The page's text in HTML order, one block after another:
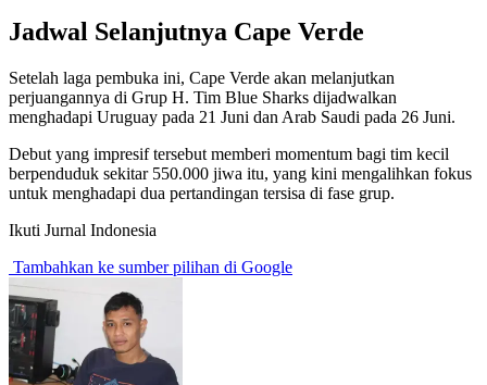
Jadwal Selanjutnya Cape Verde
Setelah laga pembuka ini, Cape Verde akan melanjutkan
perjuangannya di Grup H. Tim Blue Sharks dijadwalkan
menghadapi Uruguay pada 21 Juni dan Arab Saudi pada 26 Juni.
Debut yang impresif tersebut memberi momentum bagi tim kecil
berpenduduk sekitar 550.000 jiwa itu, yang kini mengalihkan fokus
untuk menghadapi dua pertandingan tersisa di fase grup.
Ikuti Jurnal Indonesia
Tambahkan ke sumber pilihan di Google